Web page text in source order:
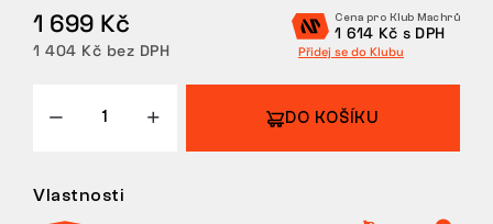
1 699 Kč
1 404 Kč bez DPH
Cena pro Klub Machrů
1 614 Kč s DPH
Přidej se do Klubu
DO KOŠÍKU
Vlastnosti